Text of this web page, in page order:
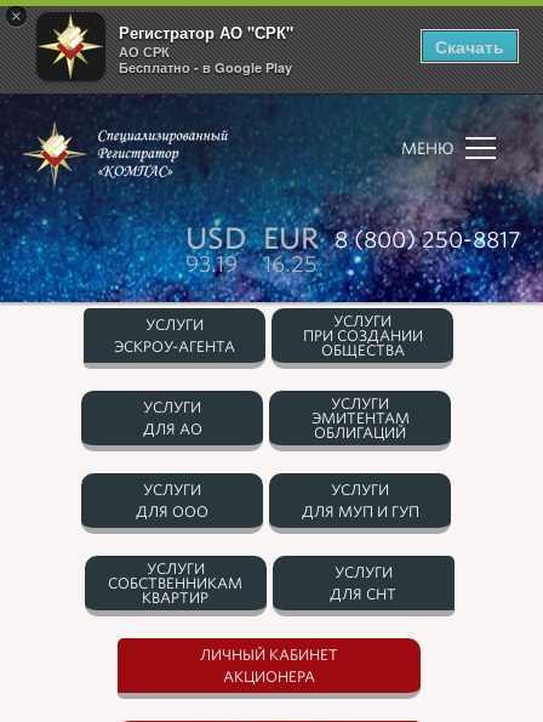
×
Регистратор АО "СРК"
АО СРК
Бесплатно - в Google Play
Скачать
МЕНЮ
8 (800) 250-8817
USD
93.19
EUR
16.25
УСЛУГИ
ЭСКРОУ-АГЕНТА
УСЛУГИ
ПРИ СОЗДАНИИ
ОБЩЕСТВА
УСЛУГИ
ДЛЯ АО
УСЛУГИ
ЭМИТЕНТАМ
ОБЛИГАЦИЙ
УСЛУГИ
ДЛЯ ООО
УСЛУГИ
ДЛЯ МУП И ГУП
УСЛУГИ
СОБСТВЕННИКАМ
КВАРТИР
УСЛУГИ
ДЛЯ СНТ
ЛИЧНЫЙ КАБИНЕТ
АКЦИОНЕРА